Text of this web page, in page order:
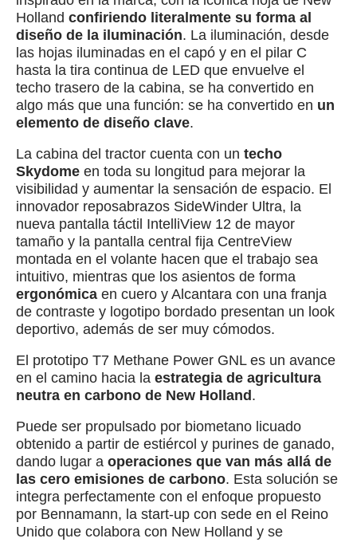
Holland confiriendo literalmente su forma al
diseño de la iluminación. La iluminación, desde
las hojas iluminadas en el capó y en el pilar C
hasta la tira continua de LED que envuelve el
techo trasero de la cabina, se ha convertido en
algo más que una función: se ha convertido en un
elemento de diseño clave.
La cabina del tractor cuenta con un techo
Skydome en toda su longitud para mejorar la
visibilidad y aumentar la sensación de espacio. El
innovador reposabrazos SideWinder Ultra, la
nueva pantalla táctil IntelliView 12 de mayor
tamaño y la pantalla central fija CentreView
montada en el volante hacen que el trabajo sea
intuitivo, mientras que los asientos de forma
ergonómica en cuero y Alcantara con una franja
de contraste y logotipo bordado presentan un look
deportivo, además de ser muy cómodos.
El prototipo T7 Methane Power GNL es un avance
en el camino hacia la estrategia de agricultura
neutra en carbono de New Holland .
Puede ser propulsado por biometano licuado
obtenido a partir de estiércol y purines de ganado,
dando lugar a operaciones que van más allá de
las cero emisiones de carbono. Esta solución se
integra perfectamente con el enfoque propuesto
por Bennamann, la start-up con sede en el Reino
Unido que colabora con New Holland y se